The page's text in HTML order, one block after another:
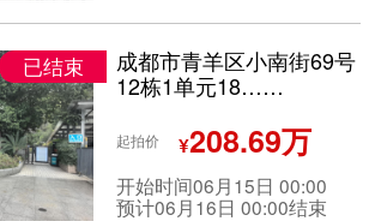
已结束
成都市青羊区小南街69号
12栋1单元18……
起拍价 ¥208.69万
开始时间06月15日 00:00
预计06月16日 00:00结束